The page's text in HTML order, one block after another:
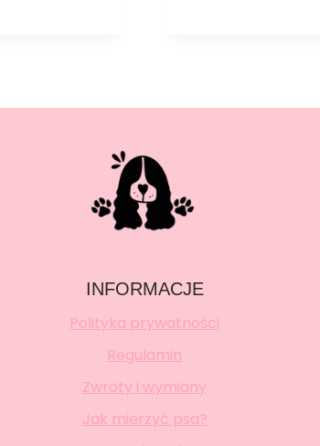
INFORMACJE
Polityka prywatności
Regulamin
Zwroty i wymiany
Jak mierzyć psa?